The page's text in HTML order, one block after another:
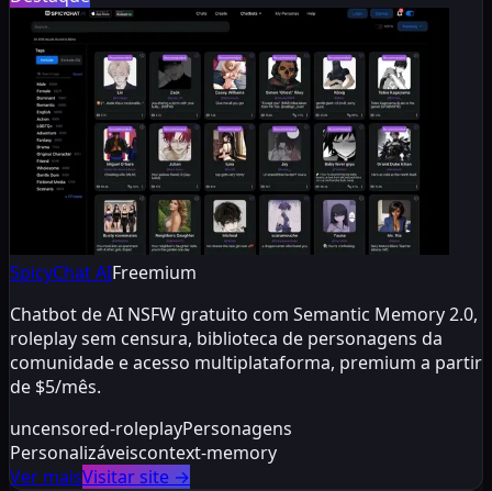
SpicyChat AIFreemium
Chatbot de AI NSFW gratuito com Semantic Memory 2.0,
roleplay sem censura, biblioteca de personagens da
comunidade e acesso multiplataforma, premium a partir
de $5/mês.
uncensored-roleplayPersonagens
Personalizáveiscontext-memory
Ver maisVisitar site →